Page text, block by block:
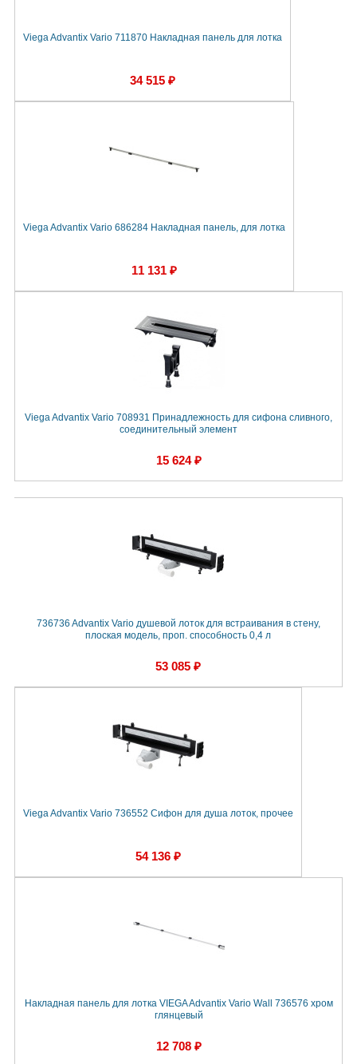
Viega Advantix Vario 711870 Накладная панель для лотка
34 515 ₽
Viega Advantix Vario 686284 Накладная панель, для лотка
11 131 ₽
Viega Advantix Vario 708931 Принадлежность для сифона сливного,
соединительный элемент
15 624 ₽
736736 Advantix Vario душевой лоток для встраивания в стену,
плоская модель, проп. способность 0,4 л
53 085 ₽
Viega Advantix Vario 736552 Сифон для душа лоток, прочее
54 136 ₽
Накладная панель для лотка VIEGA Advantix Vario Wall 736576 хром
глянцевый
12 708 ₽